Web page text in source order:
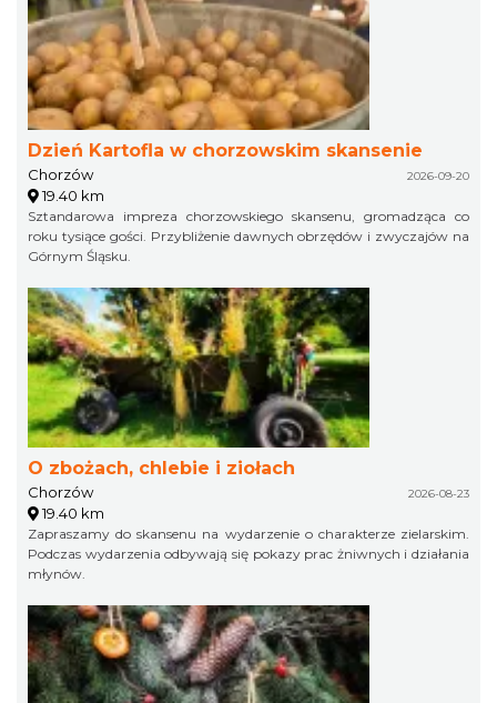
Dzień Kartofla w chorzowskim skansenie
Chorzów 2026-09-20
19.40 km
Sztandarowa impreza chorzowskiego skansenu, gromadząca co
roku tysiące gości. Przybliżenie dawnych obrzędów i zwyczajów na
Górnym Śląsku.
O zbożach, chlebie i ziołach
Chorzów 2026-08-23
19.40 km
Zapraszamy do skansenu na wydarzenie o charakterze zielarskim.
Podczas wydarzenia odbywają się pokazy prac żniwnych i działania
młynów.